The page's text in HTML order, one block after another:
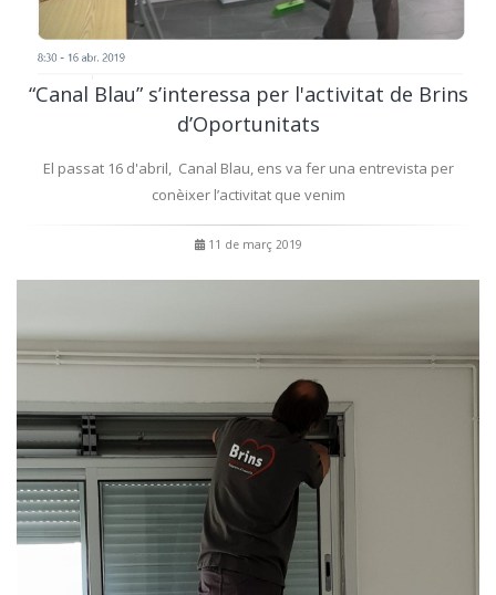
“Canal Blau” s’interessa per l'activitat de Brins
d’Oportunitats
El passat 16 d'abril, Canal Blau, ens va fer una entrevista per
conèixer l’activitat que venim
11 de març 2019